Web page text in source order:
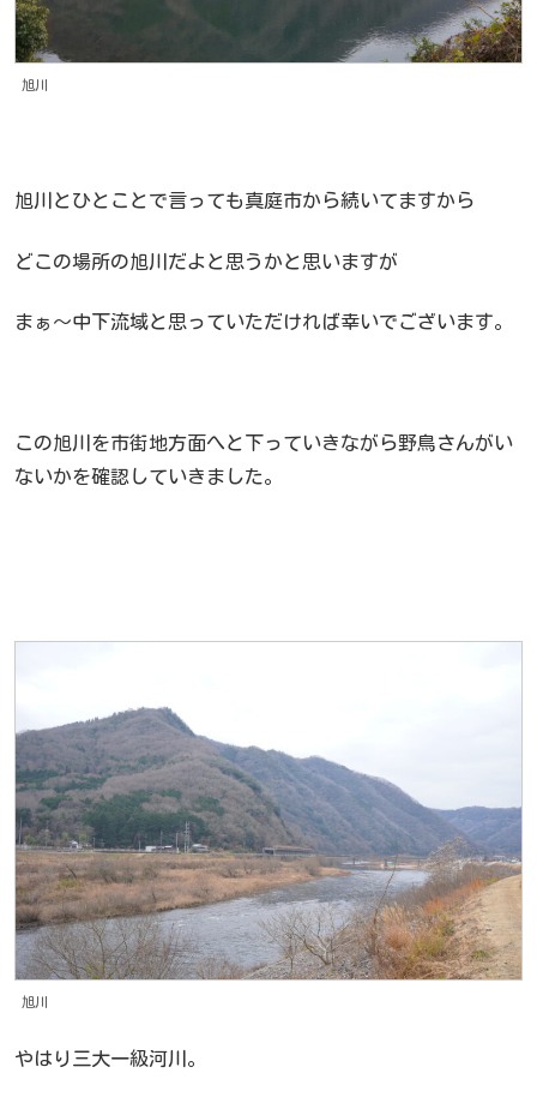
旭川
旭川とひとことで言っても真庭市から続いてますから
どこの場所の旭川だよと思うかと思いますが
まぁ～中下流域と思っていただければ幸いでございます。
この旭川を市街地方面へと下っていきながら野鳥さんがい
ないかを確認していきました。
旭川
やはり三大一級河川。